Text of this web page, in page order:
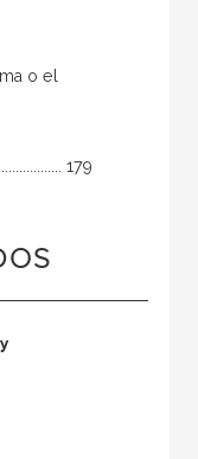
o el
179